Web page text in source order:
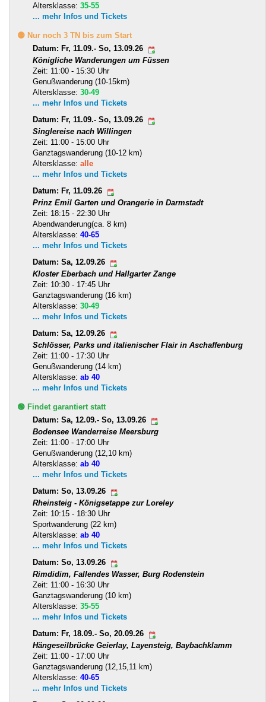
Altersklasse: 35-55
... mehr Infos und Tickets
🟡 Nur noch 3 TN bis zum Start
Datum: Fr, 11.09.- So, 13.09.26
Königliche Wanderungen um Füssen
Zeit: 11:00 - 15:30 Uhr
Genußwanderung (10-15km)
Altersklasse: 30-49
... mehr Infos und Tickets
Datum: Fr, 11.09.- So, 13.09.26
Singlereise nach Willingen
Zeit: 11:00 - 15:00 Uhr
Ganztagswanderung (10-12 km)
Altersklasse: alle
... mehr Infos und Tickets
Datum: Fr, 11.09.26
Prinz Emil Garten und Orangerie in Darmstadt
Zeit: 18:15 - 22:30 Uhr
Abendwanderung(ca. 8 km)
Altersklasse: 40-65
... mehr Infos und Tickets
Datum: Sa, 12.09.26
Kloster Eberbach und Hallgarter Zange
Zeit: 10:30 - 17:45 Uhr
Ganztagswanderung (16 km)
Altersklasse: 30-49
... mehr Infos und Tickets
Datum: Sa, 12.09.26
Schlösser, Parks und italienischer Flair in Aschaffenburg
Zeit: 11:00 - 17:30 Uhr
Genußwanderung (14 km)
Altersklasse: ab 40
... mehr Infos und Tickets
🟢 Findet garantiert statt
Datum: Sa, 12.09.- So, 13.09.26
Bodensee Wanderreise Meersburg
Zeit: 11:00 - 17:00 Uhr
Genußwanderung (12,10 km)
Altersklasse: ab 40
... mehr Infos und Tickets
Datum: So, 13.09.26
Rheinsteig - Königsetappe zur Loreley
Zeit: 10:15 - 18:30 Uhr
Sportwanderung (22 km)
Altersklasse: ab 40
... mehr Infos und Tickets
Datum: So, 13.09.26
Rimdidim, Fallendes Wasser, Burg Rodenstein
Zeit: 11:00 - 16:30 Uhr
Ganztagswanderung (10 km)
Altersklasse: 35-55
... mehr Infos und Tickets
Datum: Fr, 18.09.- So, 20.09.26
Hängeseilbrücke Geierlay, Layensteig, Baybachklamm
Zeit: 11:00 - 17:00 Uhr
Ganztagswanderung (12,15,11 km)
Altersklasse: 40-65
... mehr Infos und Tickets